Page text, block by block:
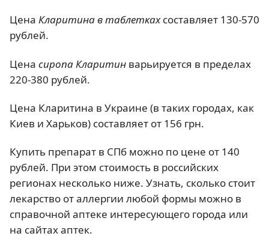
Цена Кларитина в таблеткахсоставляет 130-570
рублей.
Цена сиропа Кларитин варьируется в пределах
220-380 рублей.
Цена Кларитина в Украине (в таких городах, как
Киев и Харьков) составляет от 156 грн.
Купить препарат в СПб можно по цене от 140
рублей. При этом стоимость в российских
регионах несколько ниже. Узнать, сколько стоит
лекарство от аллергии любой формы можно в
справочной аптеке интересующего города или
на сайтах аптек.